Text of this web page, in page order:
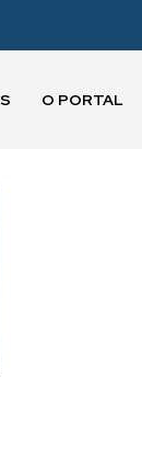
O PORTAL